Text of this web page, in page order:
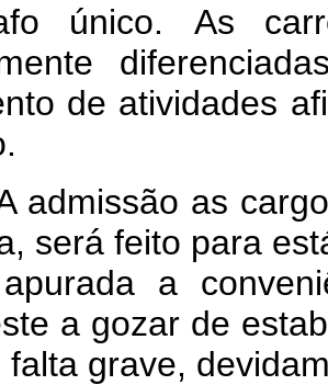
único.
As
de atividades
admissão as
será feito para
a
a gozar de
falta grave,